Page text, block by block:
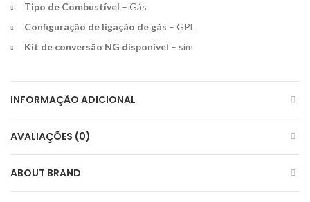
Tipo de Combustível – Gás
Configuração de ligação de gás – GPL
Kit de conversão NG disponível – sim
INFORMAÇÃO ADICIONAL
AVALIAÇÕES (0)
ABOUT BRAND